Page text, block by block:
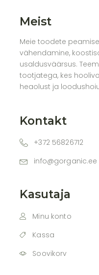
Meist
Meie toodete
vähendamine,
usaldusväärsus.
tootjatega, kes
heaolust ja
Kontakt
+372 56826712
info@gorganic.ee
Kasutaja
Minu konto
Kassa
Soovikorv